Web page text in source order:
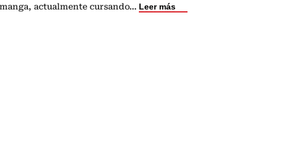
actualmente cursando... Leer más